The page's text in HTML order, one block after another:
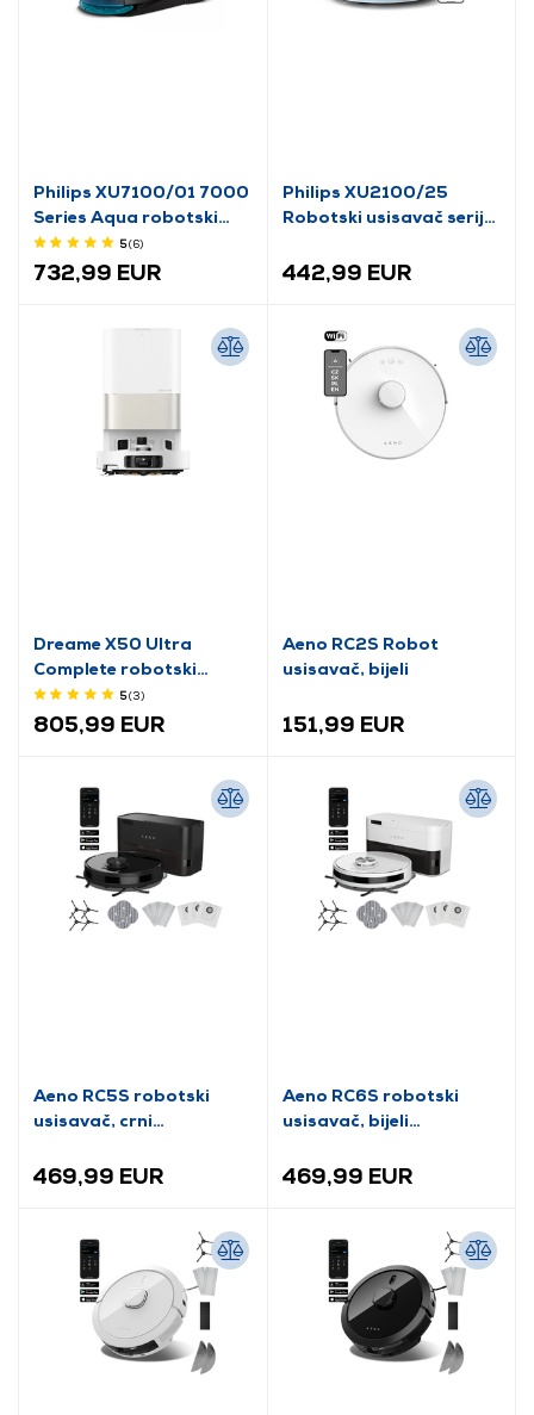
Philips XU7100/01 7000
Series Aqua robotski
usisavač, crni
5(6)
732,99 EUR
Philips XU2100/25
Robotski usisavač serije
442,99 EUR
Dreame X50 Ultra
Complete robotski
usisavač, bijela
(RLX85CE-1)
5(3)
805,99 EUR
Aeno RC2S Robot
usisavač, bijeli
151,99 EUR
Aeno RC5S robotski
usisavač, crni
469,99 EUR
Aeno RC6S robotski
usisavač, bijeli
469,99 EUR